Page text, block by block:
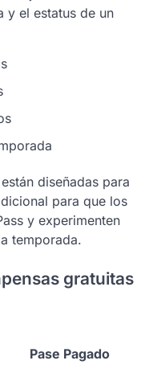
y el estatus de un
diseñadas para
para que los
y experimenten
temporada.
gratuitas
Pase Pagado